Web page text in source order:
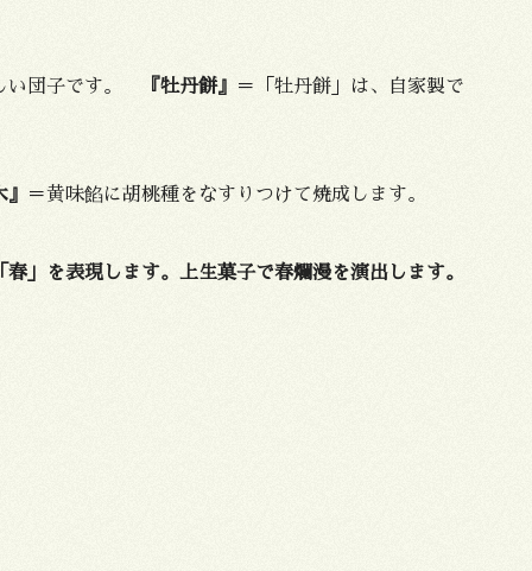
い団子です。 『牡丹餅』 ＝「牡丹餅」は、自家製で
＝黄味餡に胡桃種をなすりつけて焼成します。
」を表現します。上生菓子で春爛漫を演出します。